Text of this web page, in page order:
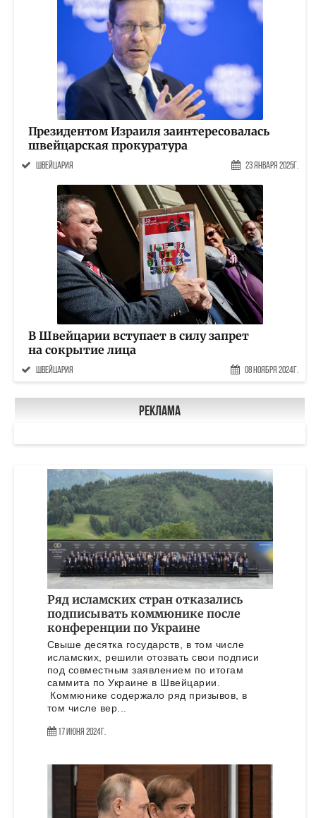
Президентом Израиля заинтересовалась
швейцарская прокуратура
Швейцария 23 Января 2025г.
В Швейцарии вступает в силу запрет
на сокрытие лица
Швейцария 08 Ноября 2024г.
Реклама
Ряд исламских стран отказались
подписывать коммюнике после
конференции по Украине
Свыше десятка государств, в том числе
исламских, решили отозвать свои подписи
под совместным заявлением по итогам
саммита по Украине в Швейцарии.
Коммюнике содержало ряд призывов, в
том числе вер...
17 Июня 2024г.